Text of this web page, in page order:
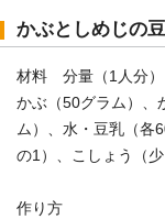
かぶとしめじの
材料 分量（1人分）
かぶ（50グラム）、
ム）、水・豆乳（各
の1）、こしょう（
作り方